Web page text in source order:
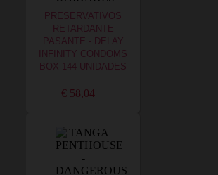
PRESERVATIVOS
RETARDANTE
PASANTE - DELAY
INFINITY CONDOMS
BOX 144 UNIDADES
€ 58,04